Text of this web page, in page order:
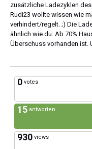
zusätzliche Ladezyklen
Rudi23 wollte wissen wie
verhindert/regelt. ;) Die
ähnlich wie du. Ab 70%
Überschuss vorhanden ist.
0 votes
15 antworten
930 views